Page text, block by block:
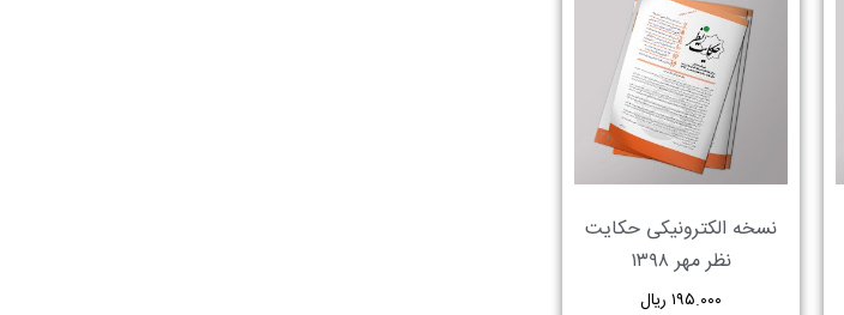
نسخه الکترونیکی حکایت
نظر مهر ۱۳۹۸
۱۹۵.۰۰۰ ریال